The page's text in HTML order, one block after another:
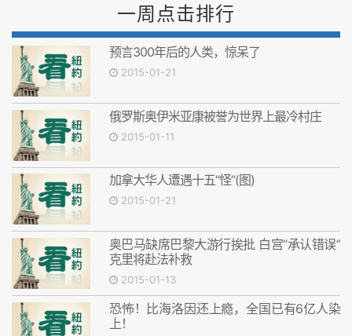
一周点击排行
预言300年后的人类，惊呆了
2015-01-21
俄罗斯奥伊米亚康被誉为世界上最冷村庄
2015-01-11
加拿大华人遭遇十五“怪”(图)
2015-01-21
奥巴马缺席巴黎大游行挨批 白宫“承认错误”
克里将赴法补救
2015-01-13
恐怖！比海洛因还上瘾，全国已有6亿人染
上！